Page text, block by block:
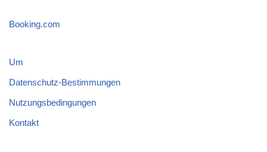
Booking.com
Um
Datenschutz-Bestimmungen
Nutzungsbedingungen
Kontakt